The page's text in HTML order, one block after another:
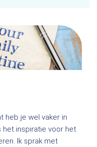
heb je wel vaker in
het inspiratie voor het
Ik sprak met